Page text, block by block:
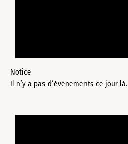
Notice
Il n’y a pas d’évènements ce jour là.